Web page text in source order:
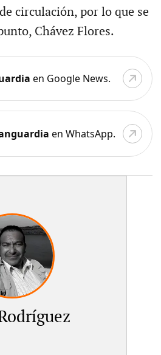
circulación, por lo que se
Chávez Flores.
en Google News.
en WhatsApp.